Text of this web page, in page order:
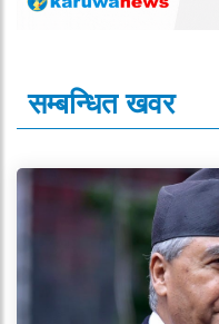
सम्बन्धित खवर